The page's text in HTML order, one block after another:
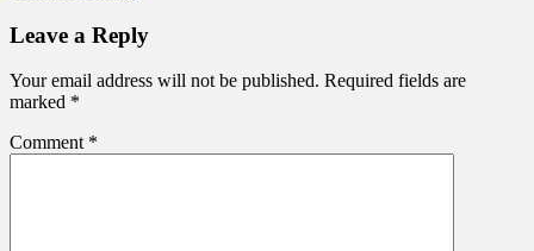
Leave a Reply
Your email address will not be published. Required fields are
marked *
Comment *